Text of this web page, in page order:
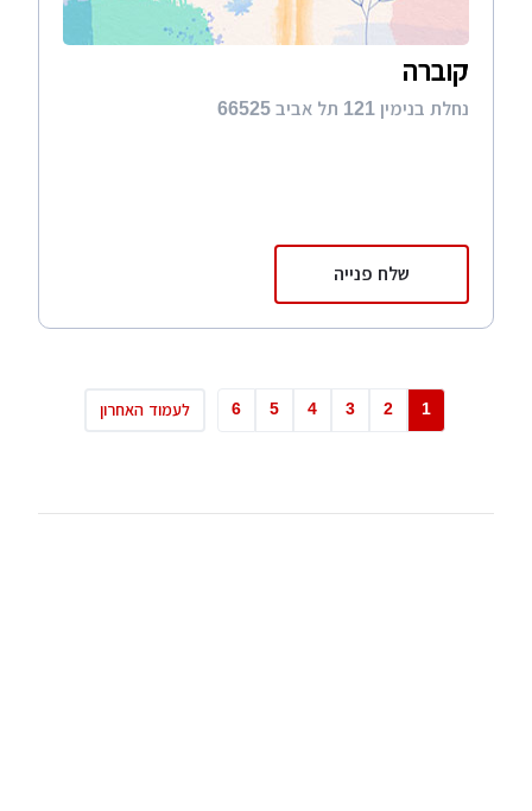
קוברה
נחלת בנימין 121 תל אביב 66525
שלח פנייה
1
2
3
4
5
6 לעמוד האחרון